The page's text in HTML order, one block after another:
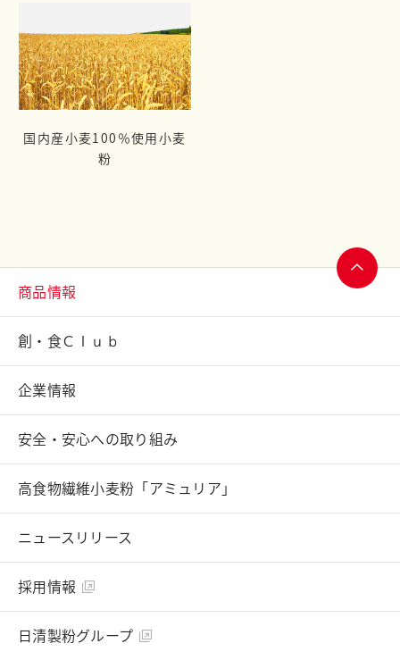
国内産小麦100％使用小麦
粉
トップ
商品情報
創・食Ｃｌｕｂ
企業情報
安全・安心への取り組み
高食物繊維小麦粉「アミュリア」
ニュースリリース
採用情報
日清製粉グループ